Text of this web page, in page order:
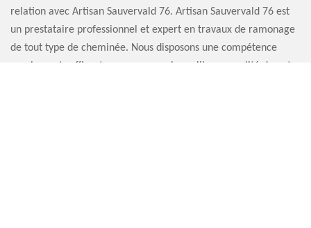
relation avec Artisan Sauvervald 76. Artisan Sauvervald 76 est
un prestataire professionnel et expert en travaux de ramonage
de tout type de cheminée. Nous disposons une compétence
amplement suffisante pour assurer la meilleure qualité de notre